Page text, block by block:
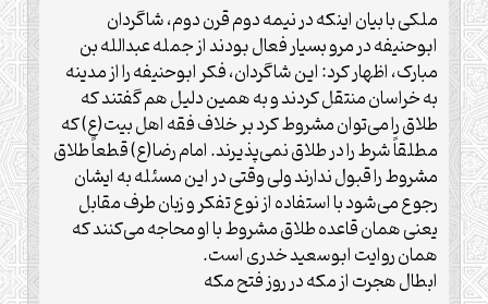
ملکی با بیان اینکه در نیمه دوم قرن دوم، شاگردان
ابوحنیفه در مرو بسیار فعال بودند از جمله عبدالله بن
مبارک، اظهار کرد: این شاگردان، فکر ابوحنیفه را از مدینه
به خراسان منتقل کردند و به همین دلیل هم گفتند که
طلاق را می‌توان مشروط کرد بر خلاف فقه اهل بیت(ع) که
مطلقاً شرط را در طلاق نمی‌پذیرند. امام رضا(ع) قطعاً طلاق
مشروط را قبول ندارند ولی وقتی در این مسئله به ایشان
رجوع می‌شود با استفاده از نوع تفکر و زبان طرف مقابل
یعنی همان قاعده طلاق مشروط با او محاجه می‌کنند که
همان روایت ابوسعید خدری است.
ابطال هجرت از مکه در روز فتح مکه